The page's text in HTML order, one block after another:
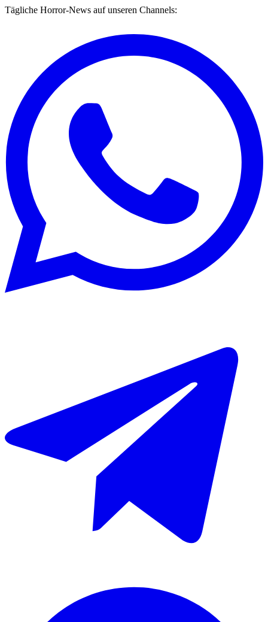
Tägliche Horror-News auf unseren Channels: